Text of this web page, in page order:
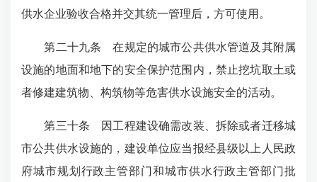
供水企业验收合格并交其统一管理后，方可使用。
第二十九条 在规定的城市公共供水管道及其附属
设施的地面和地下的安全保护范围内，禁止挖坑取土或
者修建建筑物、构筑物等危害供水设施安全的活动。
第三十条 因工程建设确需改装、拆除或者迁移城
市公共供水设施的，建设单位应当报经县级以上人民政
府城市规划行政主管部门和城市供水行政主管部门批